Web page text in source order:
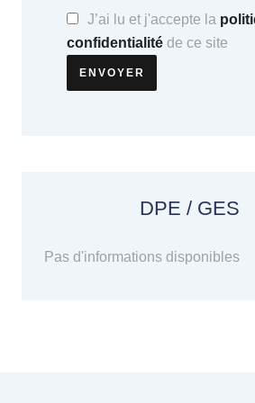
J’ai lu et j'accepte la
confidentialité de ce site
ENVOYER
DPE / GES
Pas d'informations disponibles